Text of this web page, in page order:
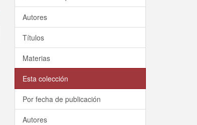
Autores
Títulos
Materias
Esta colección
Por fecha de publicación
Autores